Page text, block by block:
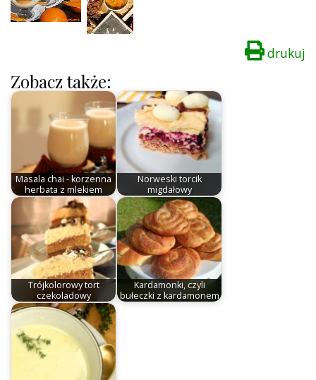
drukuj
Zobacz także:
Masala chai - korzenna
herbata z mlekiem
Norweski torcik
migdałowy
Trójkolorowy tort
czekoladowy
Kardamonki, czyli
bułeczki z kardamonem